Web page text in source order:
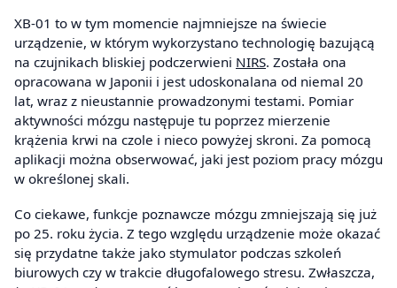
XB-01 to w tym momencie najmniejsze na świecie
urządzenie, w którym wykorzystano technologię bazującą
na czujnikach bliskiej podczerwieni NIRS. Została ona
opracowana w Japonii i jest udoskonalana od niemal 20
lat, wraz z nieustannie prowadzonymi testami. Pomiar
aktywności mózgu następuje tu poprzez mierzenie
krążenia krwi na czole i nieco powyżej skroni. Za pomocą
aplikacji można obserwować, jaki jest poziom pracy mózgu
w określonej skali.
Co ciekawe, funkcje poznawcze mózgu zmniejszają się już
po 25. roku życia. Z tego względu urządzenie może okazać
się przydatne także jako stymulator podczas szkoleń
biurowych czy w trakcie długofalowego stresu. Zwłaszcza,